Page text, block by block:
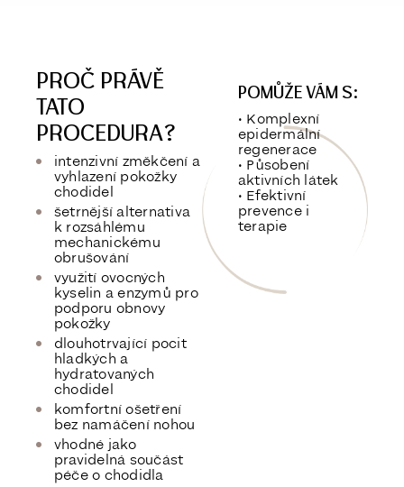
PROČ PRÁVĚ
TATO
PROCEDURA?
intenzivní změkčení a
vyhlazení pokožky
chodidel
šetrnější alternativa
k rozsáhlému
mechanickému
obrušování
využití ovocných
kyselin a enzymů pro
podporu obnovy
pokožky
dlouhotrvající pocit
hladkých a
hydratovaných
chodidel
komfortní ošetření
bez namáčení nohou
vhodné jako
pravidelná součást
péče o chodidla
POMŮŽE VÁM S:
• Komplexní
epidermální
regenerace
• Působení
aktivních látek
• Efektivní
prevence i
terapie